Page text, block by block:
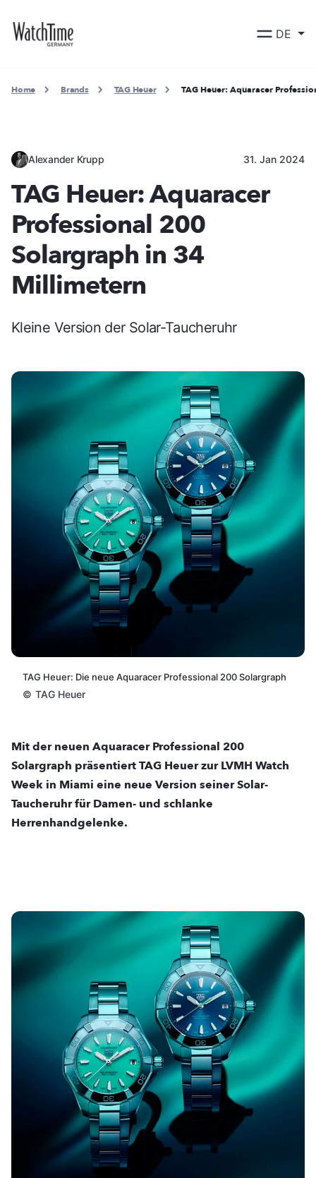
DE
Home Brands TAG Heuer TAG Heuer: Aquaracer
Alexander Krupp 31. Jan 2024
TAG Heuer: Aquaracer
Professional 200
Solargraph in 34
Millimetern
Kleine Version der Solar-Taucheruhr
TAG Heuer: Die neue Aquaracer Professional 200 Solargraph
© TAG Heuer
Mit der neuen Aquaracer Professional 200
Solargraph präsentiert TAG Heuer zur LVMH Watch
Week in Miami eine neue Version seiner Solar-
Taucheruhr für Damen- und schlanke
Herrenhandgelenke.